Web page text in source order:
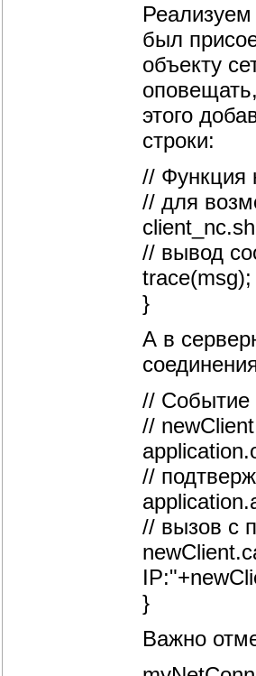
был
объекту
этого
строки:
// Функция
// для
// вывод
trace(msg);
}
А в
// Событие
//
//
// вызов с
}
Важно